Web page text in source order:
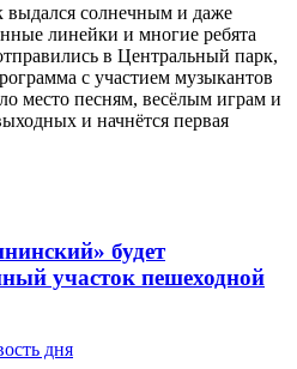
выдался солнечным и даже
линейки и многие ребята
в Центральный парк,
с участием музыкантов
песням, весёлым играм и
и начнётся первая
будет
участок пешеходной
дня